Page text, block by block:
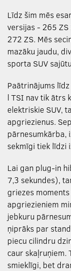
Līdz šim mēs
versijas - 265
272 ZS. Mēs
mazāku jaudu,
sporta SUV
Paātrinājums
l TSI nav tik ātrs
elektriskie SUV,
apgriezienus.
pārnesumkārba,
sekmīgi tiek līdzi
Lai gan plug-in
7,3 sekundes),
griezes
apgriezieniem
jebkuru
ņiprāks par
piecu cilindru
caur skaļruņiem.
smieklīgi, bet